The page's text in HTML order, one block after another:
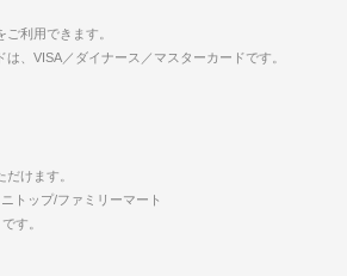
利用できます。
、VISA／ダイナース／マスターカードです。
けます。
トップ/ファミリーマート
す。